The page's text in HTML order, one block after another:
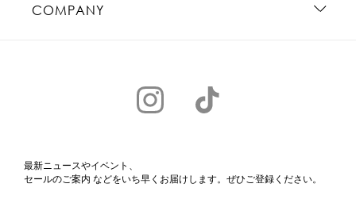
COMPANY
最新ニュースやイベント、
セールのご案内 などをいち早くお届けします。ぜひご登録ください。